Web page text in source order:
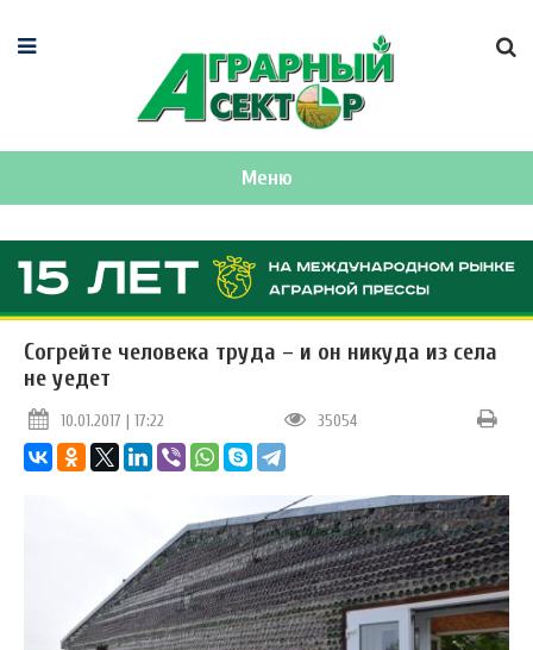
Меню
Согрейте человека труда – и он никуда из села
не уедет
10.01.2017 | 17:22 35054